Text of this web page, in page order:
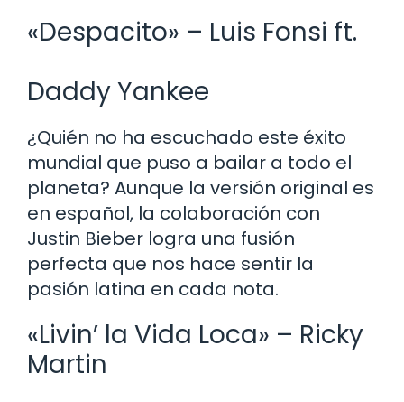
«Despacito» – Luis Fonsi ft.
Daddy Yankee
¿Quién no ha escuchado este éxito
mundial que puso a bailar a todo el
planeta? Aunque la versión original es
en español, la colaboración con
Justin Bieber logra una fusión
perfecta que nos hace sentir la
pasión latina en cada nota.
«Livin’ la Vida Loca» – Ricky
Martin